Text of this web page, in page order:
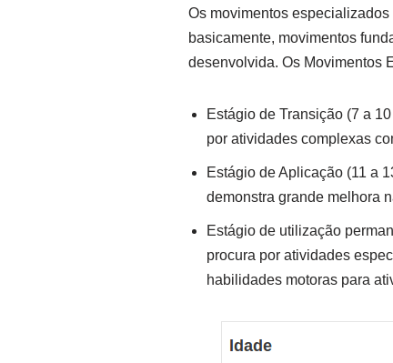
Os movimentos
basicamente, movimentos
desenvolvida. Os Movimentos
Estágio de Transição (7 a
por atividades complexas
Estágio de Aplicação (11 a
demonstra grande melhora
Estágio de utilização
procura por atividades
habilidades motoras para